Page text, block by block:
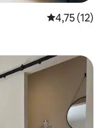
Gemiddelde
4,75 (12)